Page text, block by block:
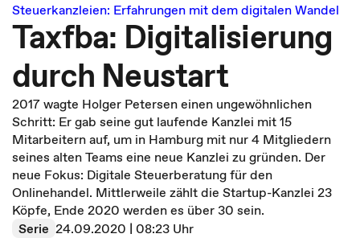
Steuerkanzleien: Erfahrungen mit dem digitalen Wandel
Taxfba: Digitalisierung
durch Neustart
2017 wagte Holger Petersen einen ungewöhnlichen
Schritt: Er gab seine gut laufende Kanzlei mit 15
Mitarbeitern auf, um in Hamburg mit nur 4 Mitgliedern
seines alten Teams eine neue Kanzlei zu gründen. Der
neue Fokus: Digitale Steuerberatung für den
Onlinehandel. Mittlerweile zählt die Startup-Kanzlei 23
Köpfe, Ende 2020 werden es über 30 sein.
Serie 24.09.2020 | 08:23 Uhr